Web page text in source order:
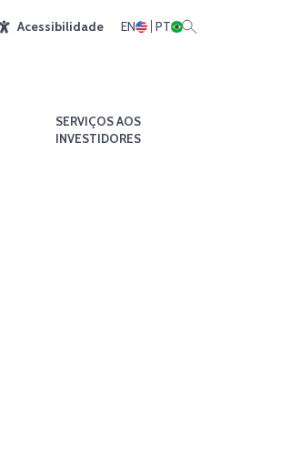
Acessibilidade EN PT
SERVIÇOS AOS
INVESTIDORES